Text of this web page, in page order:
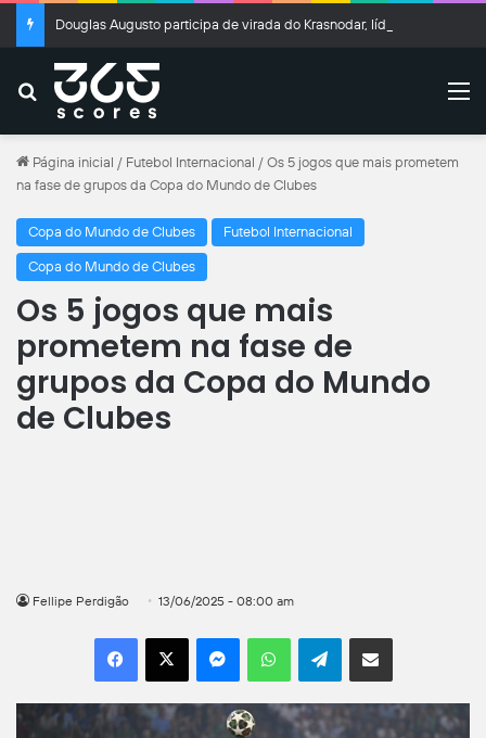
Buscar
Página inicial / Futebol Internacional / Os 5 jogos que mais prometem
na fase de grupos da Copa do Mundo de Clubes
Copa do Mundo de Clubes Futebol Internacional
Copa do Mundo de Clubes
Os 5 jogos que mais
prometem na fase de
grupos da Copa do Mundo
de Clubes
Fellipe Perdigão 13/06/2025 - 08:00 am
Facebook
X MessengerWhatsAppTelegramCompartilhar por e-mail